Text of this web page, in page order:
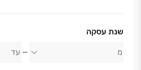
שנת עסקה
אודות החברה
רוטשטיין נדלן